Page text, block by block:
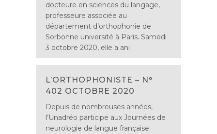
docteure en sciences du langage,
professeure associée au
département d’orthophonie de
Sorbonne université à Paris. Samedi
3 octobre 2020, elle a ani
L’ORTHOPHONISTE – N°
402 OCTOBRE 2020
Depuis de nombreuses années,
l’Unadréo participe aux Journées de
neurologie de langue française.